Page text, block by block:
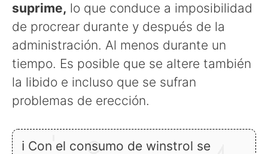
suprime, lo que conduce a imposibilidad
de procrear durante y después de la
administración. Al menos durante un
tiempo. Es posible que se altere también
la libido e incluso que se sufran
problemas de erección.
ℹ Con el consumo de winstrol se